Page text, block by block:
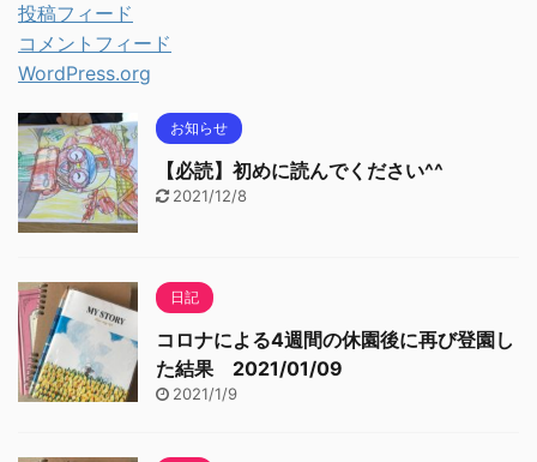
投稿フィード
コメントフィード
WordPress.org
お知らせ
【必読】初めに読んでください^^
2021/12/8
日記
コロナによる4週間の休園後に再び登園し
た結果 2021/01/09
2021/1/9